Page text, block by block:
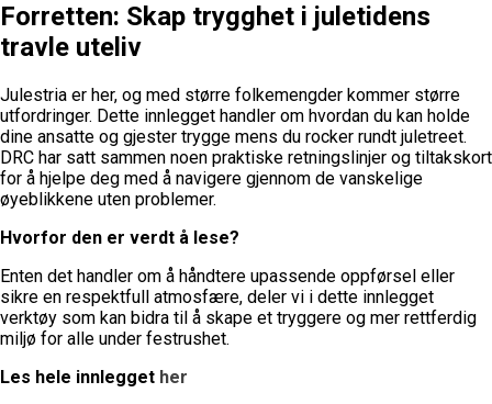
Forretten: Skap trygghet i juletidens
travle uteliv
Julestria er her, og med større folkemengder kommer større
utfordringer. Dette innlegget handler om hvordan du kan holde
dine ansatte og gjester trygge mens du rocker rundt juletreet.
DRC har satt sammen noen praktiske retningslinjer og tiltakskort
for å hjelpe deg med å navigere gjennom de vanskelige
øyeblikkene uten problemer.
Hvorfor den er verdt å lese?
Enten det handler om å håndtere upassende oppførsel eller
sikre en respektfull atmosfære, deler vi i dette innlegget
verktøy som kan bidra til å skape et tryggere og mer rettferdig
miljø for alle under festrushet.
Les hele innlegget her